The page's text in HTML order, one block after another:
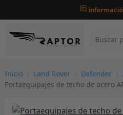
Inicio › Land Rover › Defender ›
Portaequipajes de techo de acero